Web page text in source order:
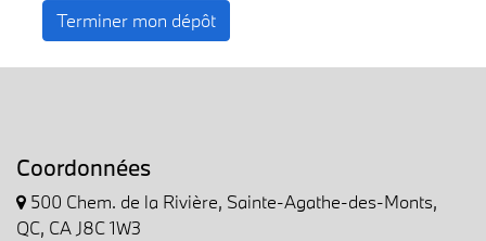
Terminer mon dépôt
Coordonnées
500 Chem. de la Rivière, Sainte-Agathe-des-Monts,
QC, CA J8C 1W3